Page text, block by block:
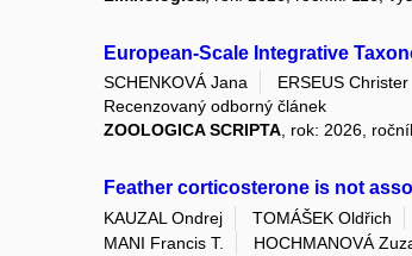
European-Scale Integrative
SCHENKOVÁ Jana ERSEUS Christer
Recenzovaný odborný článek
ZOOLOGICA SCRIPTA, rok: 2026,
Feather corticosterone is not
KAUZAL Ondrej TOMÁŠEK Oldřich
MANI Francis T.
HOCHMANOVÁ